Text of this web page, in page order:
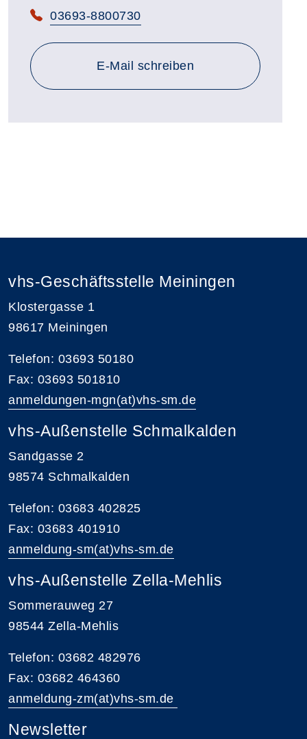
Telefon:
03693-8800730
E-Mail schreiben
vhs-Geschäftsstelle Meiningen
Klostergasse 1
98617 Meiningen
Telefon: 03693 50180
Fax: 03693 501810
anmeldungen-mgn(at)vhs-sm.de
vhs-Außenstelle Schmalkalden
Sandgasse 2
98574 Schmalkalden
Telefon: 03683 402825
Fax: 03683 401910
anmeldung-sm(at)vhs-sm.de
vhs-Außenstelle Zella-Mehlis
Sommerauweg 27
98544 Zella-Mehlis
Telefon: 03682 482976
Fax: 03682 464360
anmeldung-zm(at)vhs-sm.de
Newsletter